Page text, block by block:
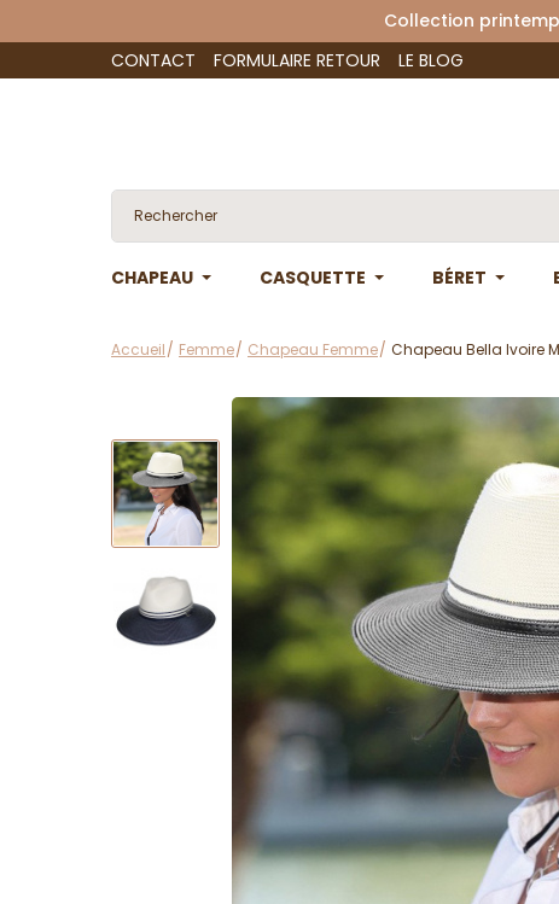
Collection
CONTACT
FORMULAIRE RETOUR LE BLOG
CHAPEAU CASQUETTE BÉRET
Accueil Femme Chapeau Femme Chapeau Bella Ivoire